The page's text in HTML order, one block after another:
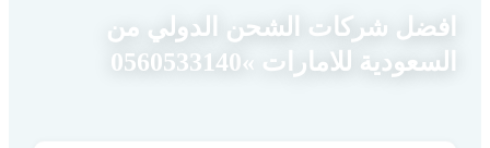
افضل شركات الشحن الدولي من
السعودية للامارات »0560533140